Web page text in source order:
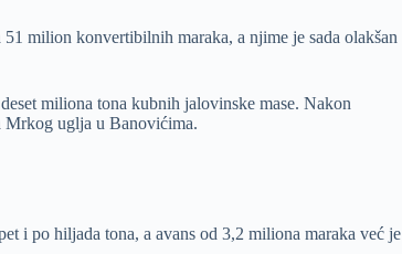
milion konvertibilnih maraka, a njime je sada olakšan
miliona tona kubnih jalovinske mase. Nakon
Mrkog uglja u Banovićima.
i po hiljada tona, a avans od 3,2 miliona maraka već je